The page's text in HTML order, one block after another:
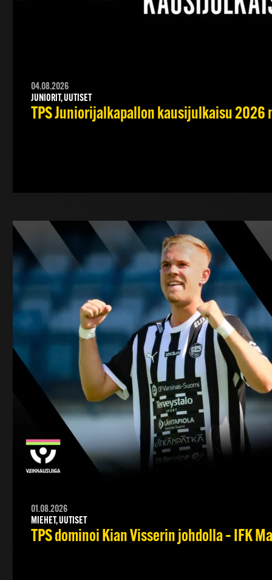
04.08.2026
JUNIORIT, UUTISET
TPS Juniorijalkapallon kausijulkaisu 2026
01.08.2026
MIEHET, UUTISET
TPS dominoi Kian Visserin johdolla – IFK